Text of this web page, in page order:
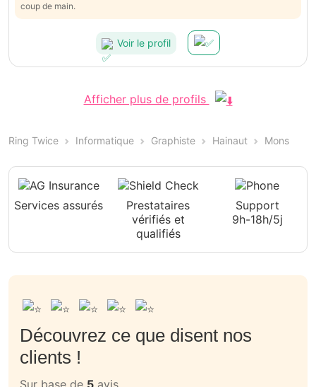
coup de main.
Voir le profil
Afficher plus de profils
Ring Twice Informatique Graphiste Hainaut Mons
Services assurés
Prestataires
vérifiés et
qualifiés
Support
9h-18h/5j
Découvrez ce que disent nos
clients !
Sur base de 5 avis